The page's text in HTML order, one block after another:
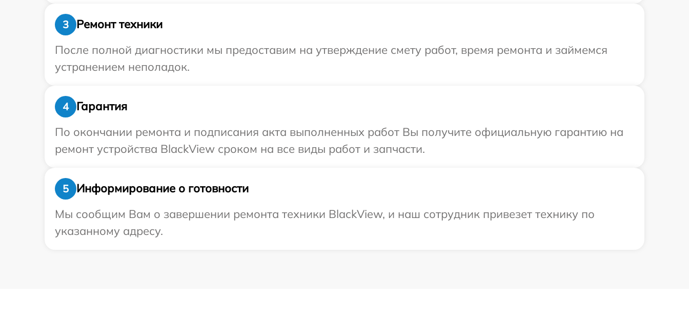
3
Ремонт техники
После полной диагностики мы предоставим на утверждение смету работ, время ремонта и займемся
устранением неполадок.
4
Гарантия
По окончании ремонта и подписания акта выполненных работ Вы получите официальную гарантию на
ремонт устройства BlackView сроком на все виды работ и запчасти.
5
Информирование о готовности
Мы сообщим Вам о завершении ремонта техники BlackView, и наш сотрудник привезет технику по
указанному адресу.